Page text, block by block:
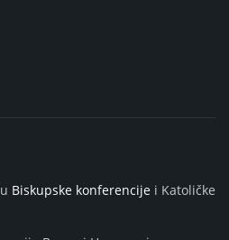
Biskupske konferencije i Katoličke